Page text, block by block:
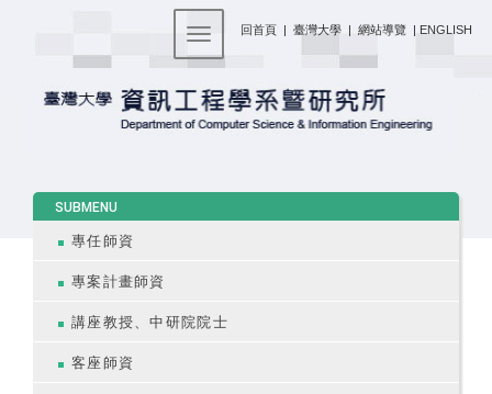
回首頁 | 臺灣大學 | 網站導覽 | ENGLISH
Toggle navigation
SUBMENU
專任師資
專案計畫師資
講座教授、中研院院士
客座師資